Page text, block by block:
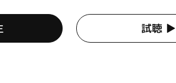
試聴 ▶︎